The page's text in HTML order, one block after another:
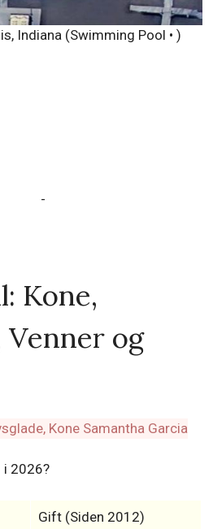
Indiana (Swimming Pool • )
-
Kone,
og
i 2026?
Gift (Siden 2012)